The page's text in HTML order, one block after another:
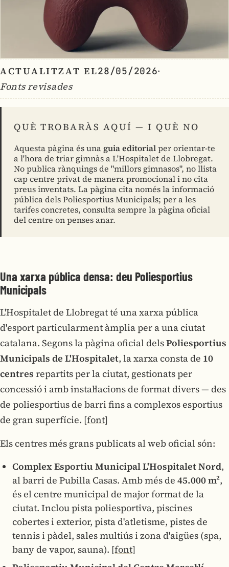
ACTUALITZAT EL28/05/2026·
Fonts revisades
QUÈ TROBARÀS AQUÍ — I QUÈ NO
Aquesta pàgina és unaguia editorialper orientar-te
a l'hora de triar gimnàs a L'Hospitalet de Llobregat.
No publica rànquings de "millors gimnasos", no llista
cap centre privat de manera promocional i no cita
preus inventats. La pàgina cita només la informació
pública dels Poliesportius Municipals; per a les
tarifes concretes, consulta sempre la pàgina oficial
del centre on penses anar.
Una xarxa pública densa: deu Poliesportius
Municipals
L'Hospitalet de Llobregat té una xarxa pública
d'esport particularment àmplia per a una ciutat
catalana. Segons la pàgina oficial delsPoliesportius
Municipals de L'Hospitalet, la xarxa consta de 10
centres repartits per la ciutat, gestionats per
concessió i amb instal·lacions de format divers — des
de poliesportius de barri fins a complexos esportius
de gran superfície. [font]
Els centres més grans publicats al web oficial són:
Complex Esportiu Municipal L'Hospitalet Nord,
al barri de Pubilla Casas. Amb més de 45.000 m²,
és el centre municipal de major format de la
ciutat. Inclou pista poliesportiva, piscines
cobertes i exterior, pista d'atletisme, pistes de
tennis i pàdel, sales multiús i zona d'aigües (spa,
bany de vapor, sauna). [font]